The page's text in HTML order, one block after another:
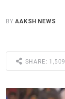
BYAAKSH NEWS
SHARE: 1,509